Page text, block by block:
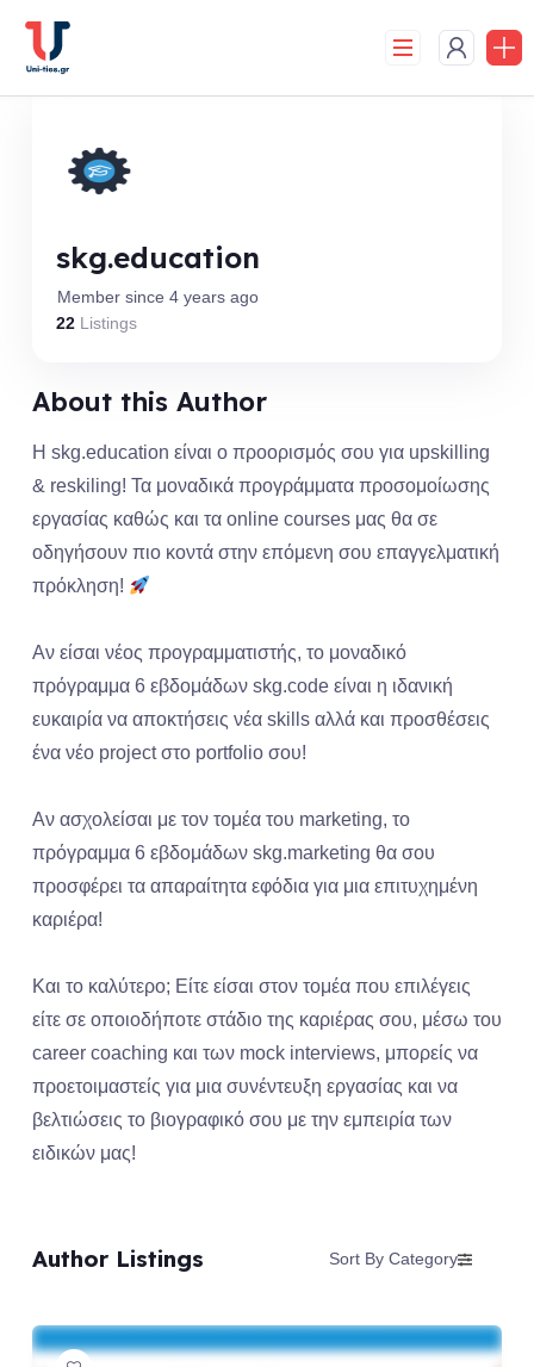
content
skg.education
Member since 4 years ago
22 Listings
About this Author
Η skg.education είναι ο προορισμός σου για upskilling
& reskiling! Τα μοναδικά προγράμματα προσομοίωσης
εργασίας καθώς και τα online courses μας θα σε
οδηγήσουν πιο κοντά στην επόμενη σου επαγγελματική
πρόκληση!
Αν είσαι νέος προγραμματιστής, το μοναδικό
πρόγραμμα 6 εβδομάδων skg.code είναι η ιδανική
ευκαιρία να αποκτήσεις νέα skills αλλά και προσθέσεις
ένα νέο project στο portfolio σου!
Αν ασχολείσαι με τον τομέα του marketing, το
πρόγραμμα 6 εβδομάδων skg.marketing θα σου
προσφέρει τα απαραίτητα εφόδια για μια επιτυχημένη
καριέρα!
Και το καλύτερο; Είτε είσαι στον τομέα που επιλέγεις
είτε σε οποιοδήποτε στάδιο της καριέρας σου, μέσω του
career coaching και των mock interviews, μπορείς να
προετοιμαστείς για μια συνέντευξη εργασίας και να
βελτιώσεις το βιογραφικό σου με την εμπειρία των
ειδικών μας!
Author Listings Sort By Category